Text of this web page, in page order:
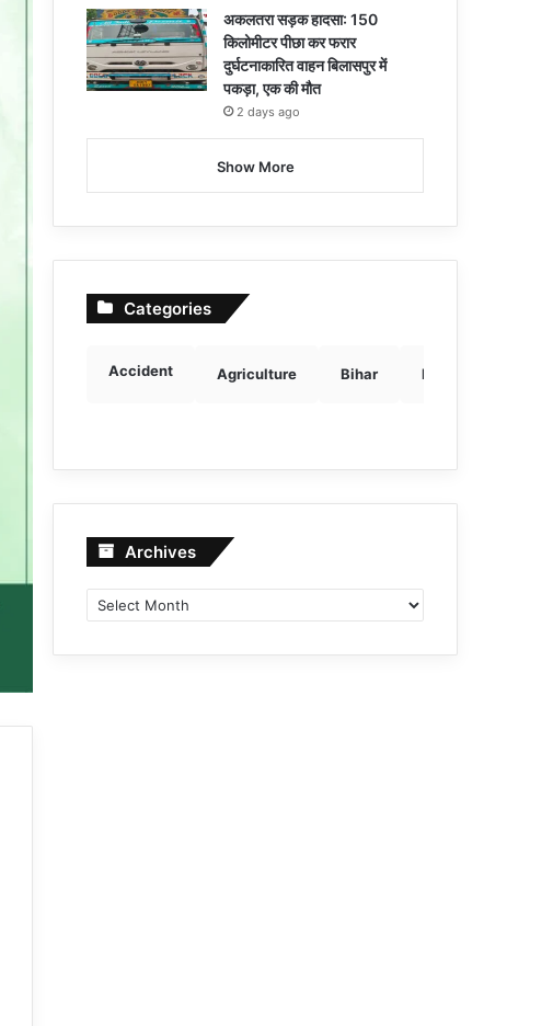
अकलतरा सड़क हादसा: 150
किलोमीटर पीछा कर फरार
दुर्घटनाकारित वाहन बिलासपुर में
पकड़ा, एक की मौत
2 days ago
Show More
Categories
Accident Agriculture Bihar Breaking news
Archives Archives